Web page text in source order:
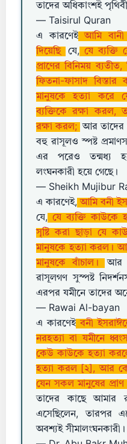
তাদের অধিকাংশই
— Taisirul Quran
এ কারণেইআমি বানী
দিয়েছি
যে, যে ব্যক্তি
প্রাণের বিনিময়
ফিতনা-ফাসাদ
মানুষকে হত্যা করে
ব্যক্তিকে রক্ষা করল,
রক্ষা করল; আর তাদের
বহু রাসূলও স্পষ্ট
এর পরেও তন্মধ্য
লংঘনকারী হয়ে গেছে।
— Sheikh Mujibur
এ কারণেই, আমি বনী
যে, যে ব্যক্তি কাউকে
সৃষ্টি করা ছাড়া যে
মানুষকে হত্যা করল।
মানুষকে বাঁচাল।
আর
রাসূলগণ সুস্পষ্ট
এরপর যমীনে তাদের
— Rawai Al-bayan
এ কারণেইবনী
নরহত্যা বা যমীনে
কেউ কাউকে হত্যা
হত্যা করল [২], আর
যেন সকল মানুষের
তাদের কাছে আমার
এসেছিলেন, তারপর
অবশ্যই সীমালংঘনকারী।